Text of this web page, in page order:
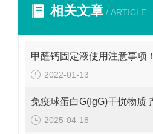
相关文章 / ARTICLE
甲醛钙固定液使用注意事项！
2022-01-13
2025-04-18